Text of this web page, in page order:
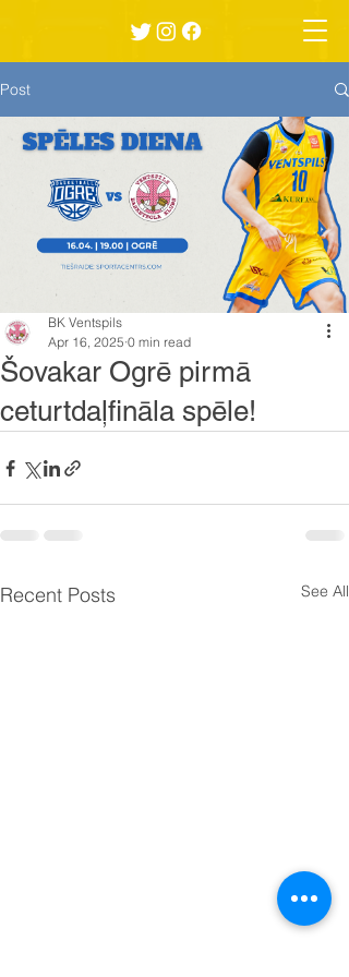
Post
Šovakar Ogrē pirmā
ceturtdaļfināla spēle!
BK Ventspils
Apr 16, 2025 0 min read
Recent Posts See All